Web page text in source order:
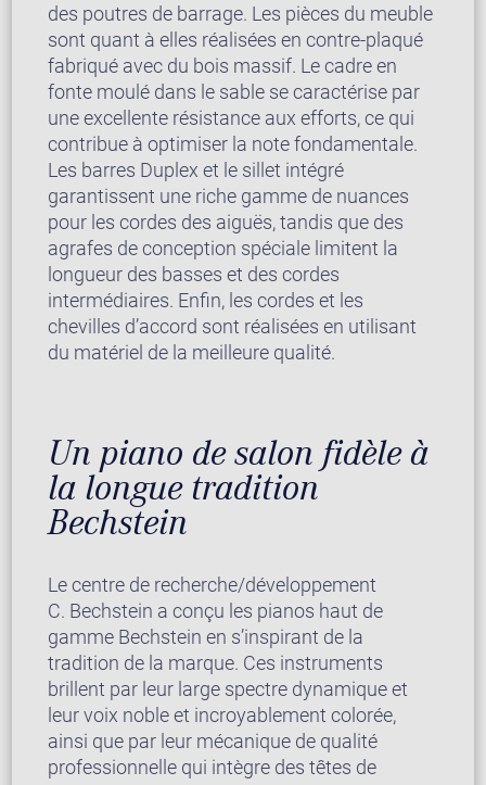
des poutres de barrage. Les pièces du meuble
sont quant à elles réalisées en contre-plaqué
fabriqué avec du bois massif. Le cadre en
fonte moulé dans le sable se caractérise par
une excellente résistance aux efforts, ce qui
contribue à optimiser la note fondamentale.
Les barres Duplex et le sillet intégré
garantissent une riche gamme de nuances
pour les cordes des aiguës, tandis que des
agrafes de conception spéciale limitent la
longueur des basses et des cordes
intermédiaires. Enfin, les cordes et les
chevilles d’accord sont réalisées en utilisant
du matériel de la meilleure qualité.
Un piano de salon fidèle à
la longue tradition
Bechstein
Le centre de recherche/développement
C. Bechstein a conçu les pianos haut de
gamme Bechstein en s’inspirant de la
tradition de la marque. Ces instruments
brillent par leur large spectre dynamique et
leur voix noble et incroyablement colorée,
ainsi que par leur mécanique de qualité
professionnelle qui intègre des têtes de